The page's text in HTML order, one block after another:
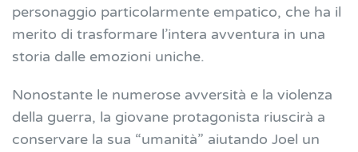
personaggio particolarmente empatico, che ha il
merito di trasformare l’intera avventura in una
storia dalle emozioni uniche.
Nonostante le numerose avversità e la violenza
della guerra, la giovane protagonista riuscirà a
conservare la sua “umanità” aiutando Joel un